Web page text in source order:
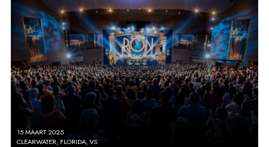
15 MAART 2025
CLEARWATER, FLORIDA, VS